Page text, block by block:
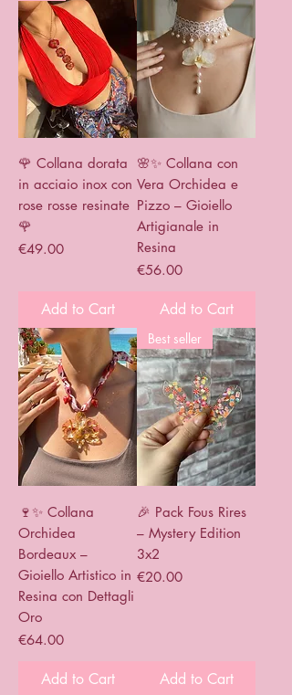
🌹 Collana dorata
in acciaio inox con
rose rosse resinate
🌹
Price
€49.00
Add to Cart
🌸✨ Collana con
Vera Orchidea e
Pizzo – Gioiello
Artigianale in
Resina
Price
€56.00
Add to Cart
🍷✨ Collana
Orchidea
Bordeaux –
Gioiello Artistico in
Resina con Dettagli
Oro
Price
€64.00
Add to Cart
Best seller
🎉 Pack Fous Rires
– Mystery Edition
3x2
Price
€20.00
Add to Cart